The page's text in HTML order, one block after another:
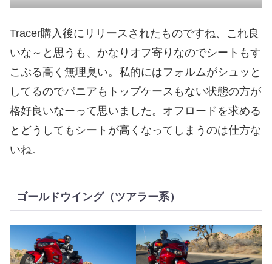
Tracer購入後にリリースされたものですね、これ良
いな～と思うも、かなりオフ寄りなのでシートもす
こぶる高く無理臭い。私的にはフォルムがシュッと
してるのでパニアもトップケースもない状態の方が
格好良いなーって思いました。オフロードを求める
とどうしてもシートが高くなってしまうのは仕方な
いね。
ゴールドウイング（ツアラー系）